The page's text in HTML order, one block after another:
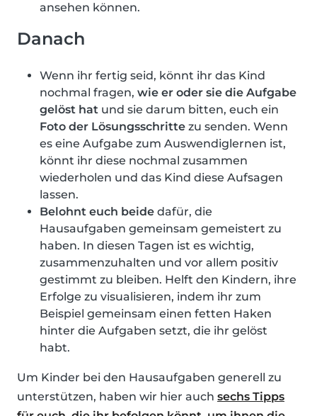
ansehen können.
Danach
Wenn ihr fertig seid, könnt ihr das Kind
nochmal fragen, wie er oder sie die Aufgabe
gelöst hat und sie darum bitten, euch ein
Foto der Lösungsschritte zu senden. Wenn
es eine Aufgabe zum Auswendiglernen ist,
könnt ihr diese nochmal zusammen
wiederholen und das Kind diese Aufsagen
lassen.
Belohnt euch beide dafür, die
Hausaufgaben gemeinsam gemeistert zu
haben. In diesen Tagen ist es wichtig,
zusammenzuhalten und vor allem positiv
gestimmt zu bleiben. Helft den Kindern, ihre
Erfolge zu visualisieren, indem ihr zum
Beispiel gemeinsam einen fetten Haken
hinter die Aufgaben setzt, die ihr gelöst
habt.
Um Kinder bei den Hausaufgaben generell zu
unterstützen, haben wir hier auch sechs Tipps